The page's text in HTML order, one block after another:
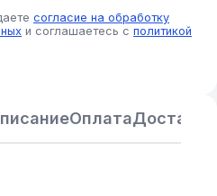
согласие на обработку
и соглашаетесь с политикой
ОплатаДоставка